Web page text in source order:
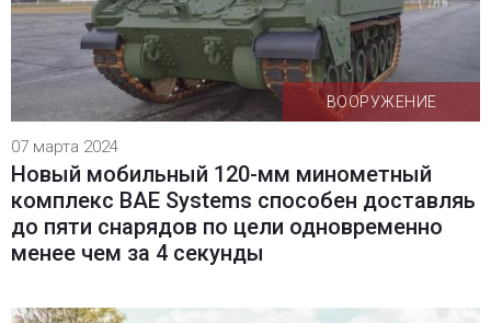
ВООРУЖЕНИЕ
07 марта 2024
Новый мобильный 120-мм минометный
комплекс BAE Systems способен доставляь
до пяти снарядов по цели одновременно
менее чем за 4 секунды